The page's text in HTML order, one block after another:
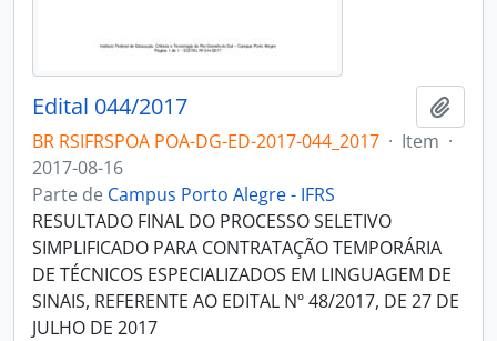
Edital 044/2017
BR RSIFRSPOA POA-DG-ED-2017-044_2017 · Item ·
2017-08-16
Parte de Campus Porto Alegre - IFRS
RESULTADO FINAL DO PROCESSO SELETIVO
SIMPLIFICADO PARA CONTRATAÇÃO TEMPORÁRIA
DE TÉCNICOS ESPECIALIZADOS EM LINGUAGEM DE
SINAIS, REFERENTE AO EDITAL Nº 48/2017, DE 27 DE
JULHO DE 2017